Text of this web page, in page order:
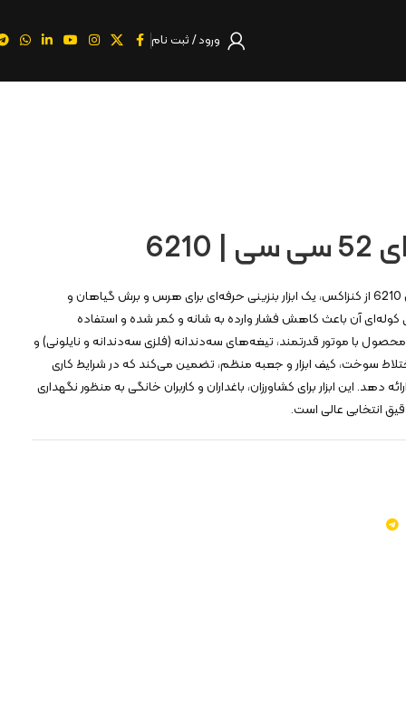
ورود / ثبت نام
علف زن کوله‌ای 52 سی‌سی مدل 6210 از کنزاکس، یک ابزار بنزینی حرفه‌ای برای هرس و برش گیاهان و
آن باعث کاهش فشار وارده به شانه و کمر شده و استفاده
با موتور قدرتمند، تیغه‌های سه‌دندانه (فلزی سه‌دندانه و نایلونی) و
سوخت، کیف ابزار و جعبه منظم، تضمین می‌کند که در شرایط کاری
دهد. این ابزار برای کشاورزان، باغداران و کاربران خانگی به منظور نگهداری
انتخابی عالی است.